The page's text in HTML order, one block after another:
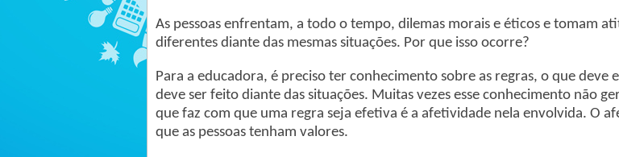
As pessoas enfrentam, a todo o tempo, dilemas morais e éticos e tomam
diferentes diante das mesmas situações. Por que isso ocorre?
Para a educadora, é preciso ter conhecimento sobre as regras, o que deve
deve ser feito diante das situações. Muitas vezes esse conhecimento não
que faz com que uma regra seja efetiva é a afetividade nela envolvida. O
que as pessoas tenham valores.